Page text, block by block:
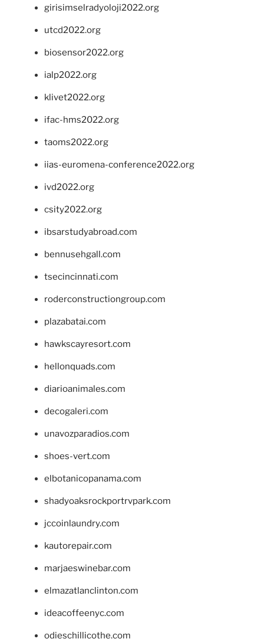
girisimselradyoloji2022.org
utcd2022.org
biosensor2022.org
ialp2022.org
klivet2022.org
ifac-hms2022.org
taoms2022.org
iias-euromena-conference2022.org
ivd2022.org
csity2022.org
ibsarstudyabroad.com
bennusehgall.com
tsecincinnati.com
roderconstructiongroup.com
plazabatai.com
hawkscayresort.com
hellonquads.com
diarioanimales.com
decogaleri.com
unavozparadios.com
shoes-vert.com
elbotanicopanama.com
shadyoaksrockportrvpark.com
jccoinlaundry.com
kautorepair.com
marjaeswinebar.com
elmazatlanclinton.com
ideacoffeenyc.com
odieschillicothe.com